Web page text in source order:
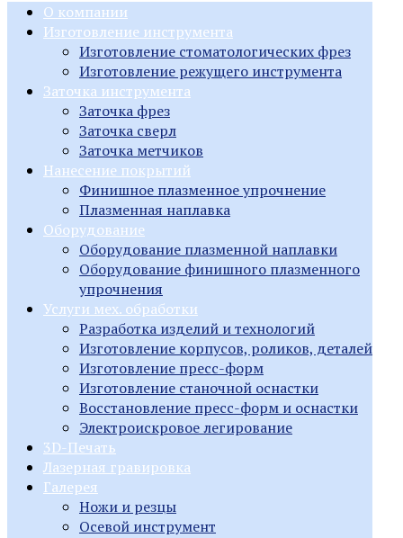
О компании
Изготовление инструмента
Изготовление стоматологических фрез
Изготовление режущего инструмента
Заточка инструмента
Заточка фрез
Заточка сверл
Заточка метчиков
Нанесение покрытий
Финишное плазменное упрочнение
Плазменная наплавка
Оборудование
Оборудование плазменной наплавки
Оборудование финишного плазменного
упрочнения
Услуги мех. обработки
Разработка изделий и технологий
Изготовление корпусов, роликов, деталей
Изготовление пресс-форм
Изготовление станочной оснастки
Восстановление пресс-форм и оснастки
Электроискровое легирование
3D-Печать
Лазерная гравировка
Галерея
Ножи и резцы
Осевой инструмент